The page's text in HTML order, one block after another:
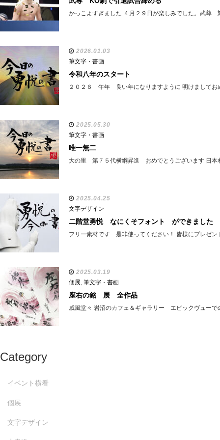
かっこよすぎました ４月２９日が楽しみでした。武
2026.01.03
筆文字・書画
令和八年のスタート
２０２６ 午年 良い年になりますように 明けましてお
2025.05.30
筆文字・書画
唯一無二
大の里 第７５代横綱昇進 おめでとうございます 日本
2025.04.25
文字デザイン
二階堂勇悦 なにくそフォント ができました
フリー素材です 是非使ってください！ 皆様にプレゼ
2025.03.19
個展, 筆文字・書画
座右の銘 展 全作品
威風堂々 岩沼のカフェ＆ギャラリー エピックヴュー
Category
イベント横看
個展
文字デザイン